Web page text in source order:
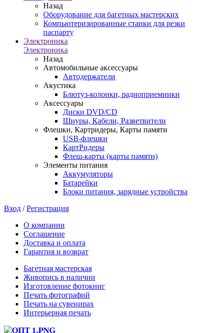
Назад
Оборудование для багетных мастерских
Компьютеризированные станки для резки
паспарту
Электроника
Электроника
Назад
Автомобильные аксессуары
Автодержатели
Акустика
Блютуз-колонки, радиоприемники
Аксессуары
Диски DVD/CD
Шнуры, Кабели, Разветвители
Флешки, Картридеры, Карты памяти
USB-флешки
КартРидеры
Флеш-карты (карты памяти)
Элементы питания
Аккумуляторы
Батарейки
Блоки питания, зарядные устройства
Вход /Регистрация
О компании
Соглашение
Доставка и оплата
Гарантия и возврат
Багетная мастерская
Живопись в наличии
Изготовление фотокниг
Печать фотографий
Печать на сувенирах
Интерьерная печать